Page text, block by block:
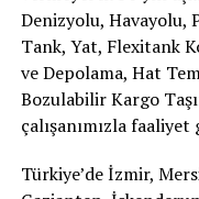
Denizyolu, Havayolu,
Tank, Yat, Flexitank
ve Depolama, Hat
Bozulabilir Kargo
çalışanımızla
Türkiye’de İzmir,